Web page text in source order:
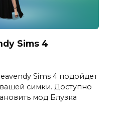
Sims 4
Sims 4 подойдет
симки. Доступно
мод Блузка